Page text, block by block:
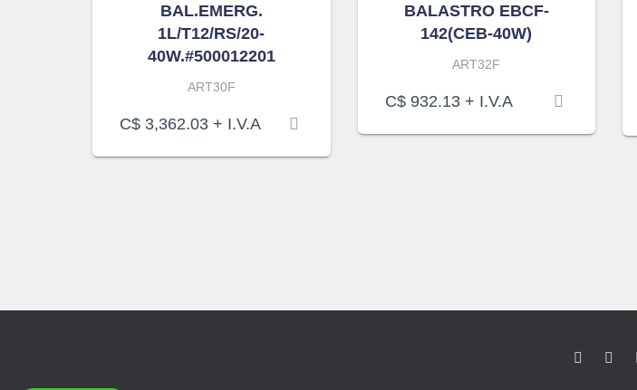
BAL.EMERG.
1L/T12/RS/20-
40W.#500012201
ART30F
C$ 3,362.03 + I.V.A
BALASTRO EBCF-
142(CEB-40W)
ART32F
C$932.13+ I.V.A